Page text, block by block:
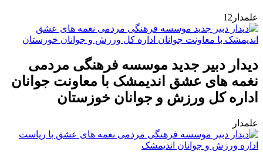
علمدار12
دیدار دبیر جدید موسسه فرهنگی مردمی
نغمه های عشق اندیمشک با معاونت جوانان
اداره کل ورزش و جوانان خوزستان
علمدار